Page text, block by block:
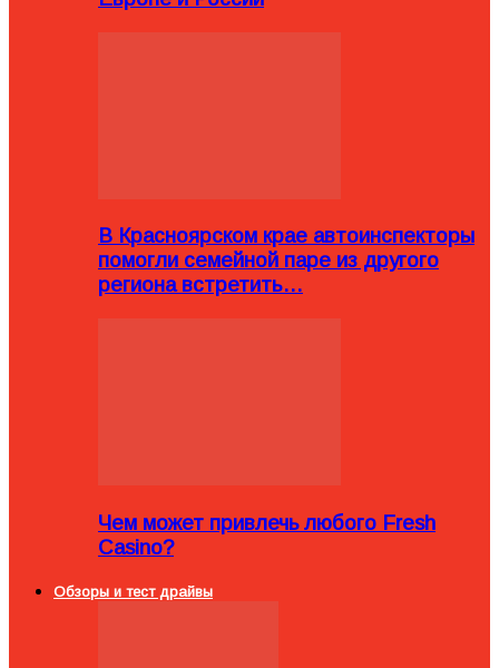
В Красноярском крае автоинспекторы
помогли семейной паре из другого
региона встретить…
Чем может привлечь любого Fresh
Casino?
Обзоры и тест драйвы